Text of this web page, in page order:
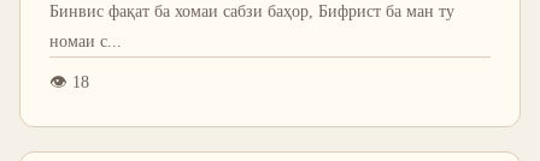
Бинвис фақат ба хомаи сабзи баҳор, Бифрист ба ман ту
номаи с
👁 18